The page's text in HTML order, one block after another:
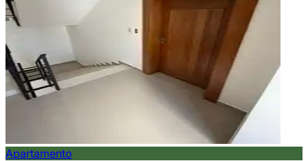
Apartamento